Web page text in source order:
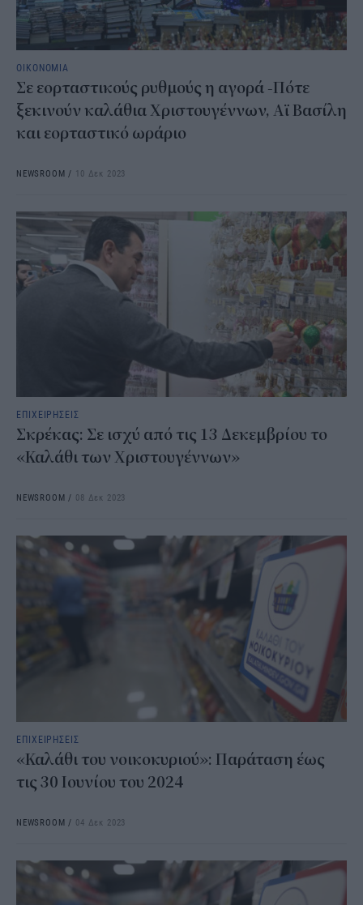
ΟΙΚΟΝΟΜΙΑ
Σε εορταστικούς ρυθμούς η αγορά -Πότε
ξεκινούν καλάθια Χριστουγέννων, Αϊ Βασίλη
και εορταστικό ωράριο
NEWSROOM / 10 Δεκ 2023
ΕΠΙΧΕΙΡΗΣΕΙΣ
Σκρέκας: Σε ισχύ από τις 13 Δεκεμβρίου το
«Καλάθι των Χριστουγέννων»
NEWSROOM / 08 Δεκ 2023
ΕΠΙΧΕΙΡΗΣΕΙΣ
«Καλάθι του νοικοκυριού»: Παράταση έως
τις 30 Ιουνίου του 2024
NEWSROOM / 04 Δεκ 2023